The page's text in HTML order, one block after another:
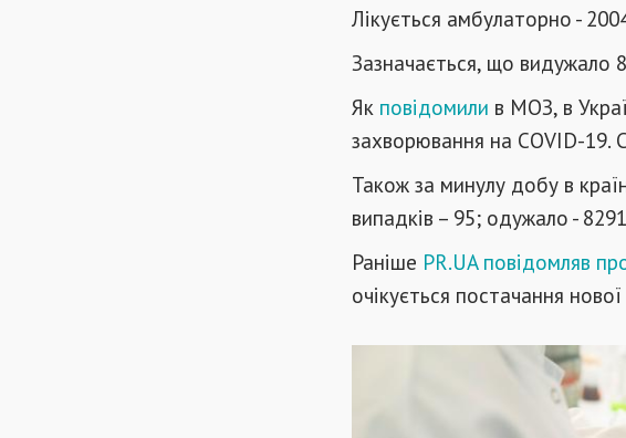
Лікується амбулаторно -
Зазначається, що видужало
Як повідомили в МОЗ, в
захворювання на COVID-19.
Також за минулу добу в
випадків – 95; одужало -
Раніше PR.UA повідомляв
очікується постачання